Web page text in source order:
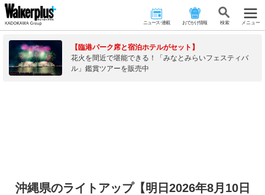
ニュース･連載 おでかけ情報 検 索 メニュー
【臨港パーク席と宿泊ホテルがセット】
花火を間近で堪能できる！「みなとみらいフェスティバ
ル」鑑賞ツアーを販売中
沖縄県のライトアップ【明日2026年8月10日